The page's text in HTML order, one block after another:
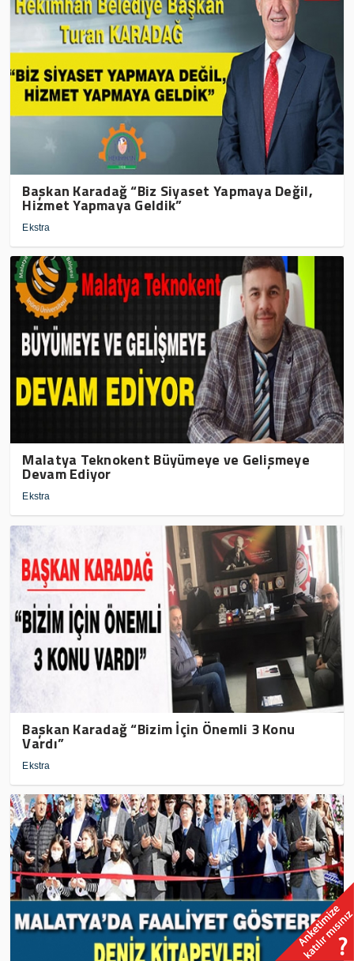
Başkan Karadağ “Biz Siyaset Yapmaya Değil,
Hizmet Yapmaya Geldik”
Ekstra
Malatya Teknokent Büyümeye ve Gelişmeye
Devam Ediyor
Ekstra
Başkan Karadağ “Bizim İçin Önemli 3 Konu
Vardı”
Ekstra